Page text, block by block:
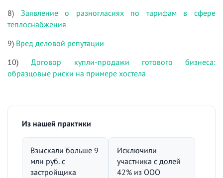
8) Заявление о разногласиях по тарифам в сфере
теплоснабжения
9) Вред деловой репутации
10)Договор купли-продажи готового бизнеса:
образцовые риски на примере хостела
Из нашей практики
Взыскали больше 9
млн руб. с
застройщика
Исключили
участника с долей
42% из ООО